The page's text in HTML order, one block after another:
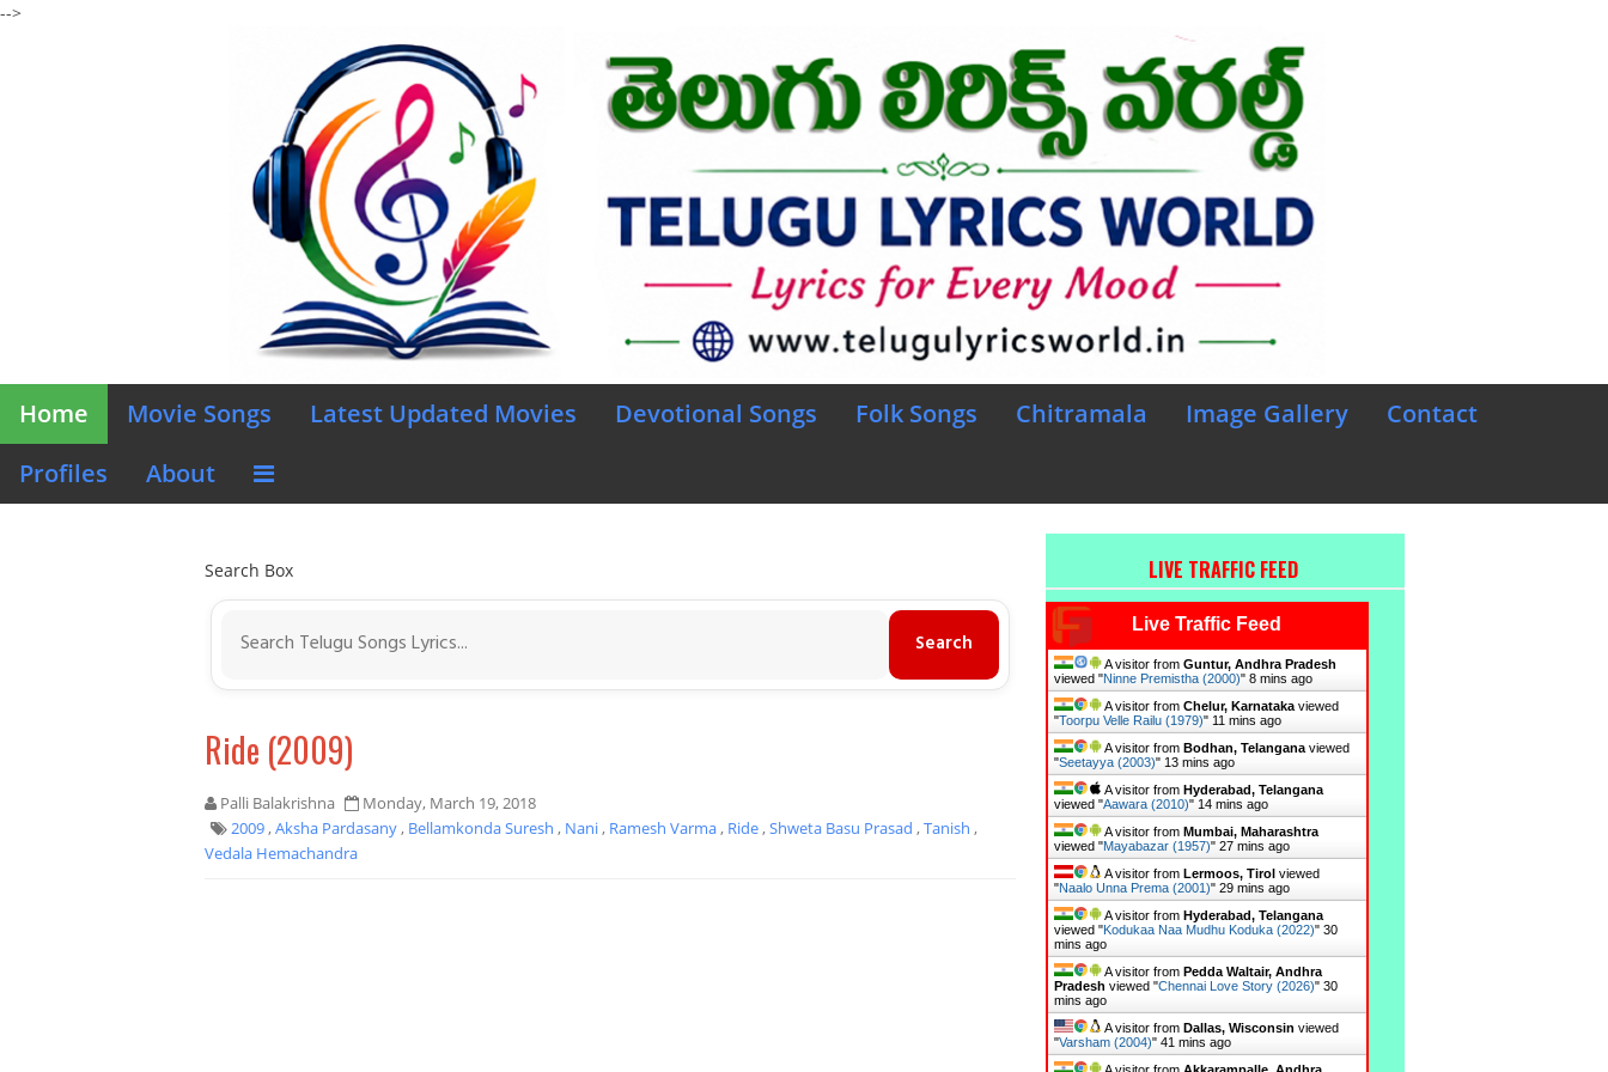
-->
Home Movie Songs Latest Updated Movies Devotional Songs Folk Songs Chitramala Image Gallery
Contact
Profiles
About
Search Box
Ride (2009)
Palli Balakrishna
Monday, March 19, 2018
2009,Aksha Pardasany, Bellamkonda Suresh , Nani, Ramesh Varma, Ride,Shweta Basu Prasad ,Tanish ,
Vedala Hemachandra
LIVE TRAFFIC FEED
Live Traffic Feed
A visitor from Guntur, Andhra Pradesh
viewed "Ninne Premistha (2000)" 8 mins ago
A visitor from Chelur, Karnatakaviewed
"Toorpu Velle Railu (1979)" 11 mins ago
A visitor from Bodhan, Telanganaviewed
"Seetayya (2003)" 13 mins ago
A visitor from Hyderabad, Telangana
viewed "Aawara (2010)" 14 mins ago
A visitor from Mumbai, Maharashtra
viewed "Mayabazar (1957)" 27 mins ago
A visitor from Lermoos, Tirolviewed
"Naalo Unna Prema (2001)" 29 mins ago
A visitor from Hyderabad, Telangana
viewed "Kodukaa Naa Mudhu Koduka (2022)" 30
mins ago
A visitor from Pedda Waltair, Andhra
Pradesh viewed "Chennai Love Story (2026)" 30
mins ago
A visitor from Dallas, Wisconsin viewed
"Varsham (2004)" 41 mins ago